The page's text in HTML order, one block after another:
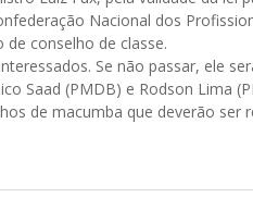
Nacional dos
conselho de classe.
Se não passar, ele
(PMDB) e Rodson Lima
de macumba que deverão ser